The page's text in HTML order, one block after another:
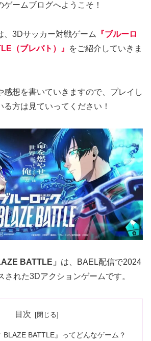
ゲームブログへようこそ！
、3Dサッカー対戦ゲーム 『ブルーロ
（ブレバト）』
をご紹介していきま
感想を書いていきますので、プレイし
方は見ていってください！
BATTLE」 は、BAEL配信で2024
された3Dアクションゲームです。
目次
BLAZE BATTLE』ってどんなゲーム？